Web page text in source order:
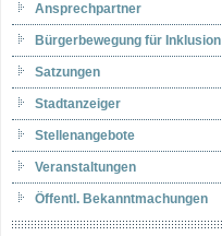
Ansprechpartner
Bürgerbewegung für Inklusion
Satzungen
Stadtanzeiger
Stellenangebote
Veranstaltungen
Öffentl. Bekanntmachungen